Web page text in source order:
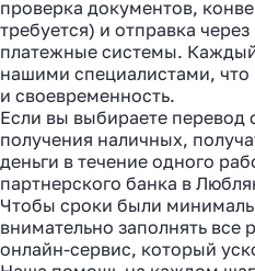
проверка документов,
требуется) и отправка
платежные системы.
нашими специалистами, что
и своевременность.
Если вы выбираете перевод
получения наличных,
деньги в течение одного
партнерского банка в
Чтобы сроки были
внимательно заполнять все
онлайн-сервис, который